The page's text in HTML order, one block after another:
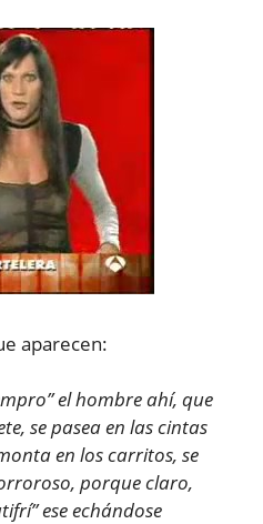
aparecen:
el hombre ahí, que
se pasea en las cintas
en los carritos, se
porque claro,
ese echándose